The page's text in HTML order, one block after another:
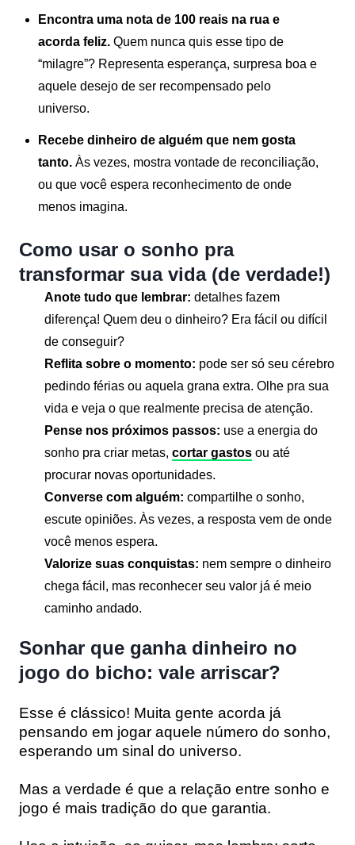
Encontra uma nota de 100 reais na rua e
acorda feliz. Quem nunca quis esse tipo de
“milagre”? Representa esperança, surpresa boa e
aquele desejo de ser recompensado pelo
universo.
Recebe dinheiro de alguém que nem gosta
tanto. Às vezes, mostra vontade de reconciliação,
ou que você espera reconhecimento de onde
menos imagina.
Como usar o sonho pra
transformar sua vida (de verdade!)
Anote tudo que lembrar: detalhes fazem
diferença! Quem deu o dinheiro? Era fácil ou difícil
de conseguir?
Reflita sobre o momento: pode ser só seu cérebro
pedindo férias ou aquela grana extra. Olhe pra sua
vida e veja o que realmente precisa de atenção.
Pense nos próximos passos: use a energia do
sonho pra criar metas, cortar gastos ou até
procurar novas oportunidades.
Converse com alguém: compartilhe o sonho,
escute opiniões. Às vezes, a resposta vem de onde
você menos espera.
Valorize suas conquistas: nem sempre o dinheiro
chega fácil, mas reconhecer seu valor já é meio
caminho andado.
Sonhar que ganha dinheiro no
jogo do bicho: vale arriscar?
Esse é clássico! Muita gente acorda já
pensando em jogar aquele número do sonho,
esperando um sinal do universo.
Mas a verdade é que a relação entre sonho e
jogo é mais tradição do que garantia.